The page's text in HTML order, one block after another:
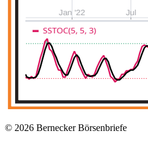
© 2026 Bernecker Börsenbriefe